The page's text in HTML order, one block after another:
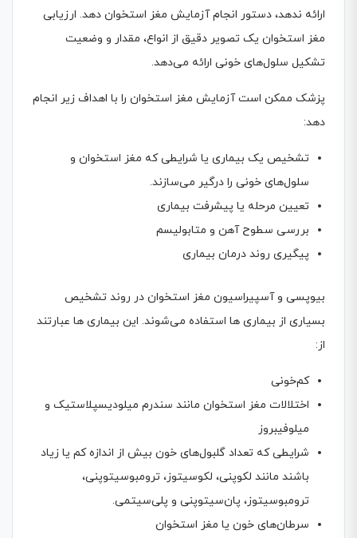
ارائه ندهد، دستور انجام آزمایش مغز استخوان دهد. ارزیابی
مغز استخوان یک تصویر دقیق از انواع، مقدار و وضعیت
تشکیل سلول‌های خونی ارائه می‌دهد.
پزشک ممکن است آزمایش مغز استخوان را با اهداف زیر انجام
دهد:
تشخیص یک بیماری یا شرایطی که مغز استخوان و
سلول‌های خونی را درگیر می‌سازند.
تعیین مرحله یا پیشرفت بیماری
بررسی سطوح آهن و متابولیسم
پیگیری روند درمان بیماری
بیوپسی و آسپیراسیون مغز استخوان در روند تشخیص
بسیاری از بیماری ها استفاده می‌شوند. این بیماری ها عبارتند
از:
کم‌خونی
اختلالات مغز استخوان مانند سندرم میلودیسپلاستیک و
میلوفیبروز
شرایطی که تعداد گلبول‌های خون بیش از اندازه کم یا زیاد
باشند مانند لکوپنی، لکوسیتوز، ترومبوسیتوپنی،
ترومبوسیتوز، پان‌سیتوپنی و پلی‌سیتمی.
سرطان‌های خون یا مغز استخوان